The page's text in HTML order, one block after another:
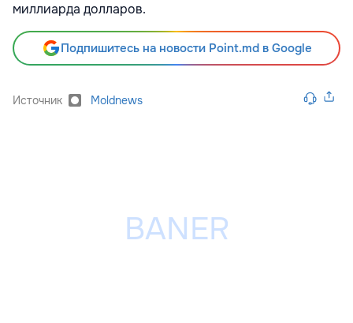
миллиарда долларов.
Подпишитесь на новости Point.md в Google
Источник Moldnews